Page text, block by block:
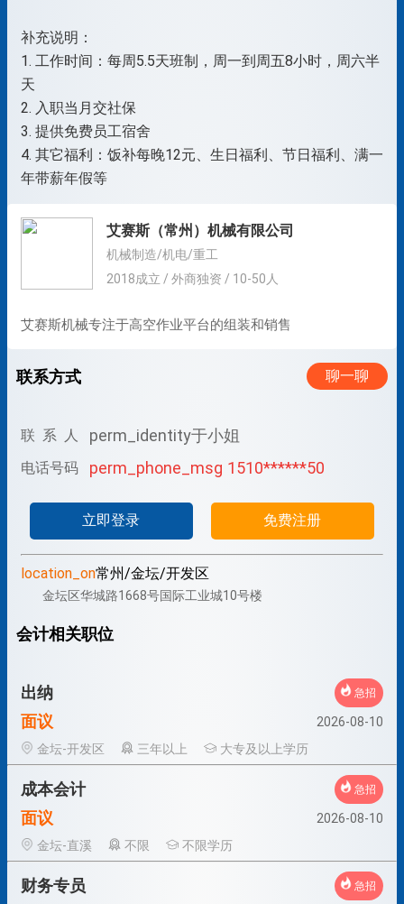
补充说明：
1. 工作时间：每周5.5天班制，周一到周五8小时，周六半
天
2. 入职当月交社保
3. 提供免费员工宿舍
4. 其它福利：饭补每晚12元、生日福利、节日福利、满一
年带薪年假等
艾赛斯（常州）机械有限公司
机械制造/机电/重工
2018成立 / 外商独资 / 10-50人
艾赛斯机械专注于高空作业平台的组装和销售
联系方式 聊一聊
联 系 人 perm_identity于小姐
电话号码 perm_phone_msg 1510******50
立即登录 免费注册
location_on常州/金坛/开发区
金坛区华城路1668号国际工业城10号楼
会计相关职位
出纳 急招
面议
2026-08-10
金坛-开发区
三年以上 大专及以上学历
成本会计 急招
面议
2026-08-10
金坛-直溪
不限 不限学历
财务专员 急招